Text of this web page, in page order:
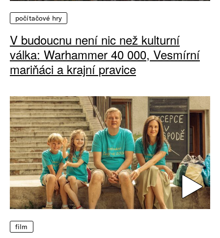
počítačové hry
V budoucnu není nic než kulturní
válka: Warhammer 40 000, Vesmírní
mariňáci a krajní pravice
film